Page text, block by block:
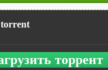
torrent
торрент